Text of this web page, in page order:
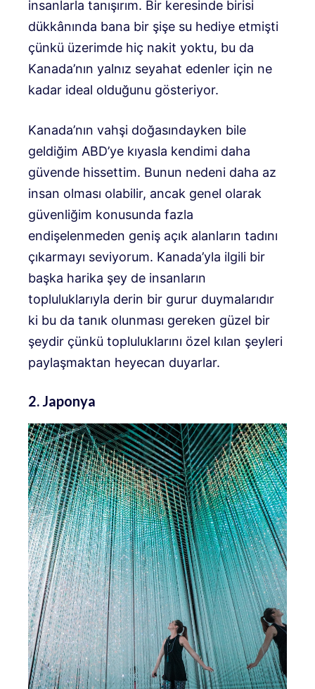
insanlarla tanışırım. Bir keresinde birisi
dükkânında bana bir şişe su hediye etmişti
çünkü üzerimde hiç nakit yoktu, bu da
Kanada’nın yalnız seyahat edenler için ne
kadar ideal olduğunu gösteriyor.
Kanada’nın vahşi doğasındayken bile
geldiğim ABD’ye kıyasla kendimi daha
güvende hissettim. Bunun nedeni daha az
insan olması olabilir, ancak genel olarak
güvenliğim konusunda fazla
endişelenmeden geniş açık alanların tadını
çıkarmayı seviyorum. Kanada’yla ilgili bir
başka harika şey de insanların
topluluklarıyla derin bir gurur duymalarıdır
ki bu da tanık olunması gereken güzel bir
şeydir çünkü topluluklarını özel kılan şeyleri
paylaşmaktan heyecan duyarlar.
2. Japonya